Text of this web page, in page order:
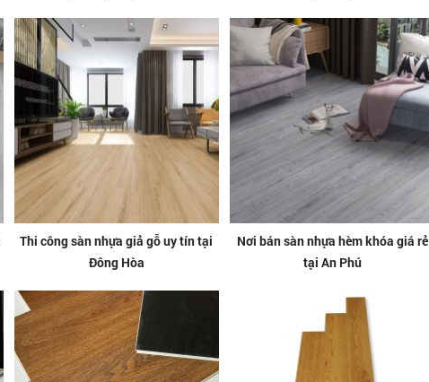
Thi công sàn nhựa giả gỗ uy tín tại
Đông Hòa
Nơi bán sàn nhựa hèm khóa giá rẻ
tại An Phú